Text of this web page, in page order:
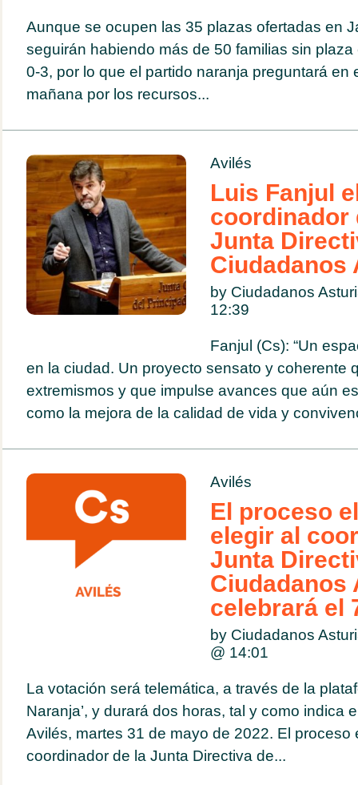
Aunque se ocupen las 35 plazas ofertadas en
seguirán habiendo más de 50 familias sin
0-3, por lo que el partido naranja preguntará en
mañana por los recursos...
Avilés
Luis Fanjul
coordinador
Junta
Ciudadanos
by Ciudadanos
12:39
Fanjul (Cs): “Un
en la ciudad. Un proyecto sensato y coherente
extremismos y que impulse avances que aún
como la mejora de la calidad de vida y
Avilés
El proceso
elegir al
Junta
Ciudadanos
celebrará el
by Ciudadanos
@ 14:01
La votación será telemática, a través de la
Naranja’, y durará dos horas, tal y como indica
Avilés, martes 31 de mayo de 2022. El proceso
coordinador de la Junta Directiva de...